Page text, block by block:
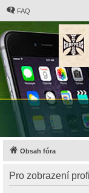
FAQ
Obsah fóra
Pro zobrazení